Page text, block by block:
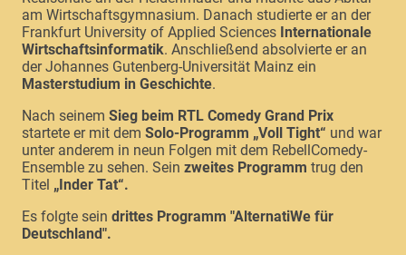
am Wirtschaftsgymnasium. Danach studierte er an der
Frankfurt University of Applied Sciences Internationale
Wirtschaftsinformatik. Anschließend absolvierte er an
der Johannes Gutenberg-Universität Mainz ein
Masterstudium in Geschichte.
Nach seinem Sieg beim RTL Comedy Grand Prix
startete er mit dem Solo-Programm „Voll Tight“ und war
unter anderem in neun Folgen mit dem RebellComedy-
Ensemble zu sehen. Sein zweites Programm trug den
Titel „Inder Tat“.
Es folgte sein drittes Programm "AlternatiWe für
Deutschland".